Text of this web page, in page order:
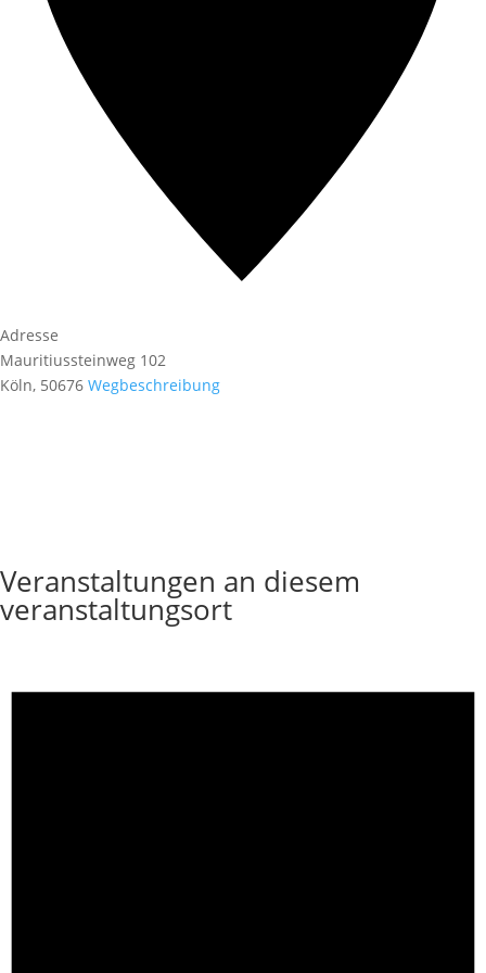
Adresse
Mauritiussteinweg 102
Köln, 50676 Wegbeschreibung
Veranstaltungen an diesem
veranstaltungsort